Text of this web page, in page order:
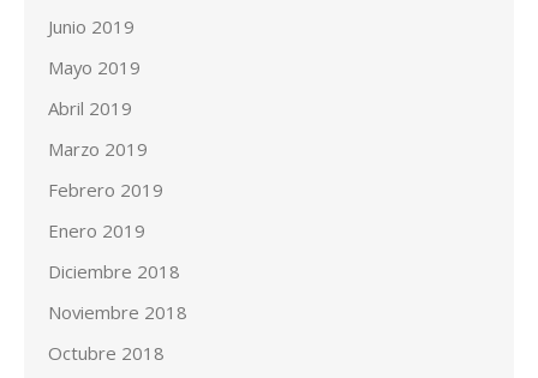
Junio 2019
Mayo 2019
Abril 2019
Marzo 2019
Febrero 2019
Enero 2019
Diciembre 2018
Noviembre 2018
Octubre 2018